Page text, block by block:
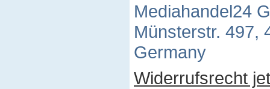
Mediahandel24
Münsterstr. 497,
Germany
Widerrufsrecht